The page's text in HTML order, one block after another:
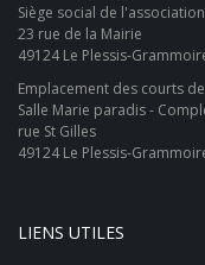
Siège social de
23 rue de la Mairie
49124 Le Plessis-
Emplacement des courts
Salle Marie paradis -
rue St Gilles
49124 Le Plessis-
LIENS UTILES